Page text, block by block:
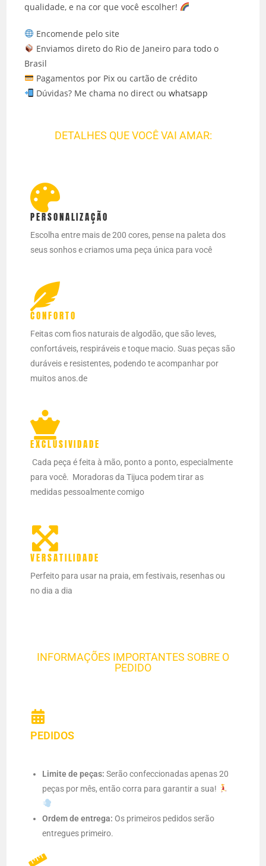
qualidade, e na cor que você escolher!
Encomende pelo site
Enviamos direto do Rio de Janeiro para todo o
Brasil
Pagamentos por Pix ou cartão de crédito
Dúvidas? Me chama no direct ouwhatsapp
DETALHES QUE VOCÊ VAI AMAR:
PERSONALIZAÇÃO
Escolha entre mais de 200 cores, pense na paleta dos
seus sonhos e criamos uma peça única para você
CONFORTO
Feitas com fios naturais de algodão, que são leves,
confortáveis, respiráveis e toque macio. Suas peças são
duráveis e resistentes, podendo te acompanhar por
muitos anos.de
EXCLUSIVIDADE
Cada peça é feita à mão, ponto a ponto, especialmente
para você. Moradoras da Tijuca podem tirar as
medidas pessoalmente comigo
VERSATILIDADE
Perfeito para usar na praia, em festivais, resenhas ou
no dia a dia
INFORMAÇÕES IMPORTANTES SOBRE O
PEDIDO
PEDIDOS
Limite de peças: Serão confeccionadas apenas 20
peças por mês, então corra para garantir a sua!
Ordem de entrega: Os primeiros pedidos serão
entregues primeiro.